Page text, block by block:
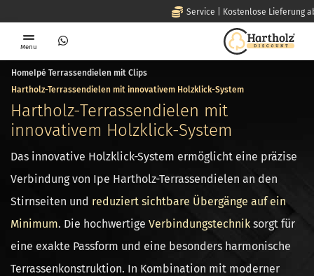
Menu
Home Ipé Terrassendielen mit Clips
Hartholz-Terrassendielen mit innovativem Holzklick-System
Hartholz-Terrassendielen mit
innovativem Holzklick-System
Das innovative Holzklick-System ermöglicht eine präzise
Verbindung von Ipe Hartholz-Terrassendielen an den
Stirnseiten und reduziert sichtbare Übergänge auf ein
Minimum. Die hochwertige Verbindungstechnik sorgt für
eine exakte Passform und eine besonders harmonische
Terrassenkonstruktion. In Kombination mit moderner